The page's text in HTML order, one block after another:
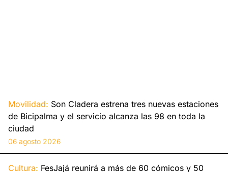
Movilidad: Son Cladera estrena tres nuevas estaciones
de Bicipalma y el servicio alcanza las 98 en toda la
ciudad
06 agosto 2026
Cultura: FesJajá reunirá a más de 60 cómicos y 50